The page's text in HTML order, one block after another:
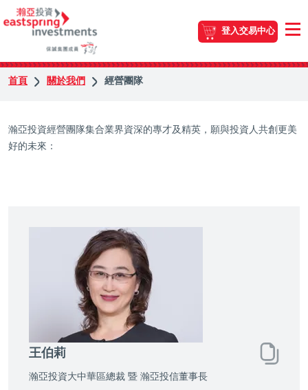
登入交易中心
首頁 關於我們 經營團隊
瀚亞投資經營團隊集合業界資深的專才及精英，願與投資人共創更美
好的未來：
王伯莉
瀚亞投資大中華區總裁 暨 瀚亞投信董事長